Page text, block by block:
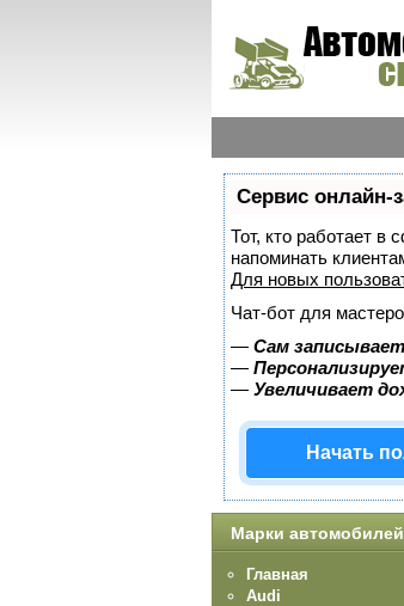
Сервис онлайн-
Тот, кто работает в
напоминать
Для новых
Чат-бот для
— Сам
—
— Увеличивает
Начать
Марки автомобилей
Главная
Audi